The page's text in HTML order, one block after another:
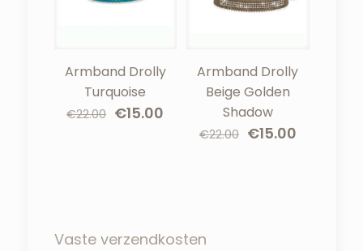
Armband Drolly
Turquoise
€22.00 Oorspronkelijke
€15.00
Armband Drolly
Beige Golden
Shadow
€22.00 Oorspronkelijke
€15.00Huidige
Vaste verzendkosten